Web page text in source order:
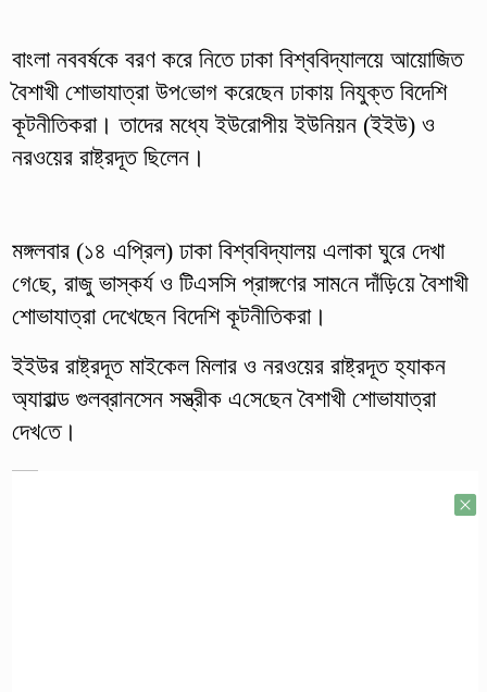
বাংলা নববর্ষকে বরণ করে নিতে ঢাকা বিশ্ববিদ্যালয়ে আয়োজিত
বৈশাখী শোভাযাত্রা উপ‌ভোগ করেছেন ঢাকায় নিযুক্ত বিদেশি
কূটনীতিকরা। তাদের মধ্যে ইউরোপীয় ইউনিয়ন (ইইউ) ও
নরওয়ের রাষ্ট্রদূত ছিলেন।
মঙ্গলবার (১৪ এ‌প্রিল) ঢাকা বিশ্ববিদ্যালয় এলাকা ঘুরে দেখা
গে‌ছে, রাজু ভাস্কর্য ও টিএসসি প্রাঙ্গণের সাম‌নে দাঁ‌ড়ি‌য়ে বৈশাখী
শোভাযাত্রা দেখেছেন বিদেশি কূটনীতিকরা।
ইইউর রাষ্ট্রদূত মাইকেল মিলার ও নরওয়ের রাষ্ট্রদূত হ্যাকন
অ্যারাল্ড গুলব্রানসেন সস্ত্রীক এ‌সে‌ছেন বৈশাখী শোভাযাত্রা
দেখ‌তে।